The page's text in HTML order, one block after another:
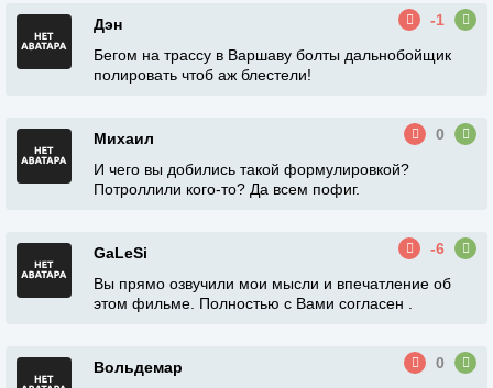
Дэн
-1
Бегом на трассу в Варшаву болты дальнобойщик
полировать чтоб аж блестели!
Михаил
0
И чего вы добились такой формулировкой?
Потроллили кого-то? Да всем пофиг.
GaLeSi
-6
Вы прямо озвучили мои мысли и впечатление об
этом фильме. Полностью с Вами согласен .
Вольдемар
0